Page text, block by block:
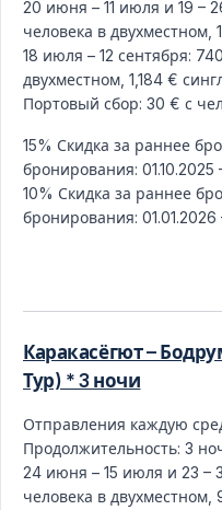
20 июня – 11 июля и 19 –
человека в двухместном,
18 июля – 12 сентября:
двухместном, 1,184 €
Портовый сбор: 30 € с
15% Скидка за раннее
бронирования: 01.10.2025
10% Скидка за раннее
бронирования: 01.01.2026
Каракасёгют –
Тур) * 3 ночи
Отправления каждую
Продолжительность: 3
24 июня – 15 июля и 23 –
человека в двухместном,